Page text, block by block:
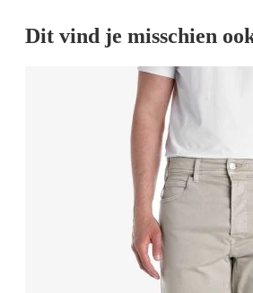
Dit vind je misschien